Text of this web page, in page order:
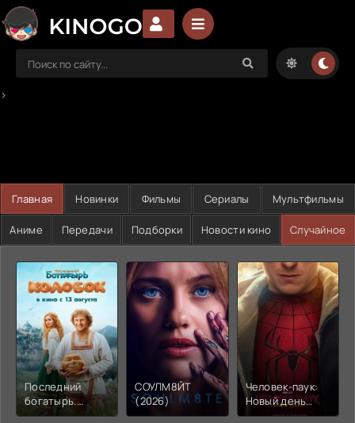
>
Главная Новинки Фильмы Сериалы Мультфильмы
Аниме Передачи Подборки Новости кино Случайное
Последний
богатырь.
Колобок (2026)
СОУЛМ8ЙТ
(2026)
Человек-паук:
Новый день
(2026)